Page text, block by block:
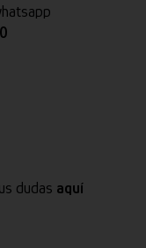
dudas aquí